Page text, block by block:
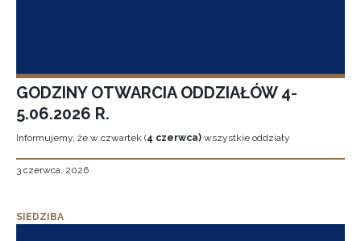
GODZINY OTWARCIA ODDZIAŁÓW 4-
5.06.2026 R.
Informujemy, że w czwartek (4 czerwca) wszystkie oddziały
3 czerwca, 2026
SIEDZIBA